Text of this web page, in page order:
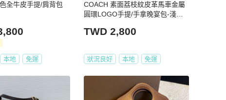
全牛皮手提/肩背包
本地 免運
COACH 素面荔枝紋皮革馬車金屬
圓環LOGO手提/手拿晚宴包-淺棕
TWD 2,800
狀況良好 本地 免運